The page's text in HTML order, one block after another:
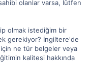
olanlar varsa, lütfen
olmak istediğim bir
gerekiyor? İngiltere'de
için ne tür belgeler veya
kalitesi hakkında